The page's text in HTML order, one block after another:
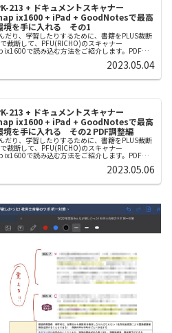
213 + ドキュメントスキャナー
ix1600 + iPad + GoodNotesで最高
境を手に入れる その1
だり、学習したりするために、書籍をPLUS裁断
裁断して、PFU(RICHO)のスキャナー
ix1600で読み込む方法をご紹介します。PDF化
ょっとした工夫についてもご紹介します。2023.05.04
213 + ドキュメントスキャナー
ix1600 + iPad + GoodNotesで最高
境を手に入れる その2 PDF調整編
だり、学習したりするために、書籍をPLUS裁断
裁断して、PFU(RICHO)のスキャナー
ix1600で読み込む方法をご紹介します。PDF化
2023.05.06